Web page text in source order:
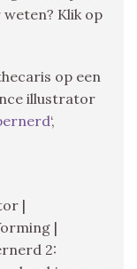
Klik op
op een
illustrator
‘,
|
|
2: